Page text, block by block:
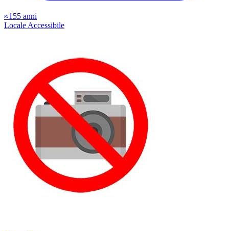
≈155 anni
Locale Accessibile